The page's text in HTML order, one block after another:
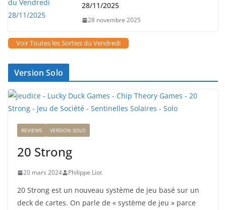
28/11/2025
28 novembre 2025
Voir Toutes les Sorties du Vendredi
Version Solo
REVIEWS VERSION SOLO
20 Strong
20 mars 2024 Philippe Liot
20 Strong est un nouveau système de jeu basé sur un
deck de cartes. On parle de « système de jeu » parce